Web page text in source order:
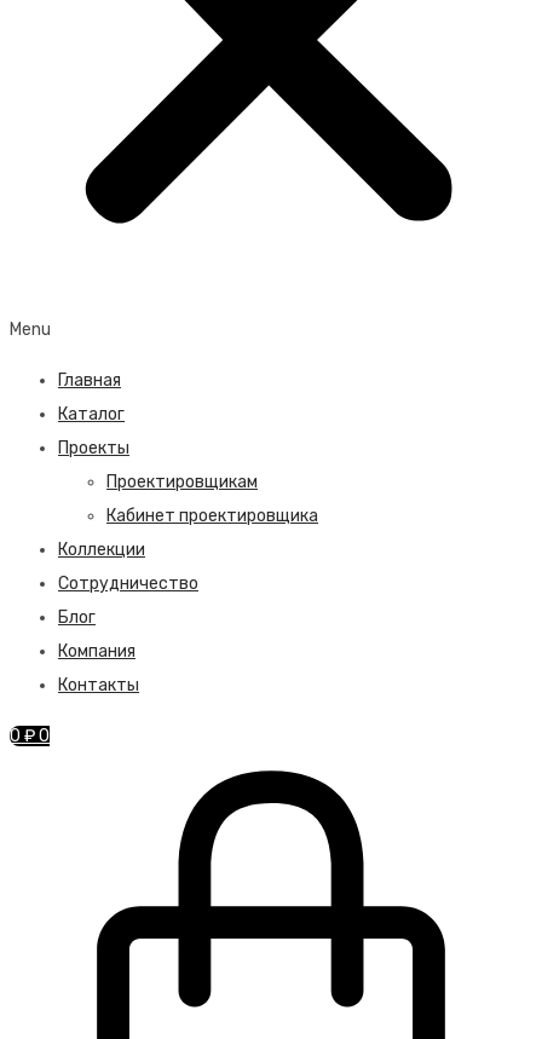
Menu
Главная
Каталог
Проекты
Проектировщикам
Кабинет проектировщика
Коллекции
Сотрудничество
Блог
Компания
Контакты
0 ₽0